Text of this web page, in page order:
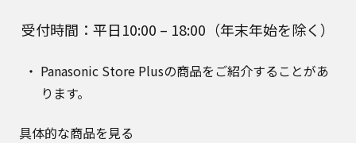
受付時間：平日10:00 – 18:00（年末年始を除く）
Panasonic Store Plusの商品をご紹介することがあ
ります。
具体的な商品を見る